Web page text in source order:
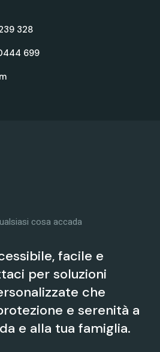
328
699
cosa accada
facile e
per soluzioni
che
e serenità a
e alla tua famiglia.